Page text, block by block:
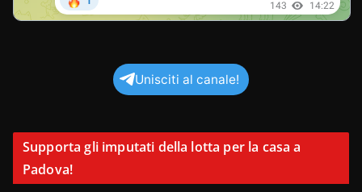
Unisciti al canale!
Supporta gli imputati della lotta per la casa a
Padova!